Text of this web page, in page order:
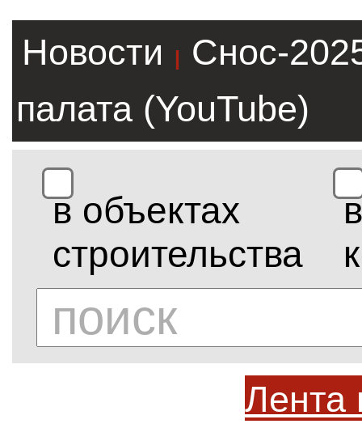
Новости |
Снос-
палата (YouTube)
в объектах
строительства
в
Лента